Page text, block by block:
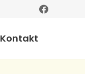
Kontakt